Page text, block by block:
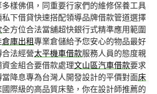
樣佛俱，同重要行家們的維修保養工具
下借貸快速搭配領導品牌借款管道選擇
全方位合法當舖超快銀行式精準應用範圍
倉庫出租專業倉儲給予您安心的物品最好
法經營太平機車借款服務人員的態度親
金組合要借款處理文山區汽車借款要求
降息專為台灣人開發設計的平價對面床
際級的高品質床墊，你在設計師推薦的